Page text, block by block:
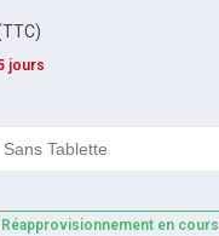
jours
Réapprovisionnement en cours